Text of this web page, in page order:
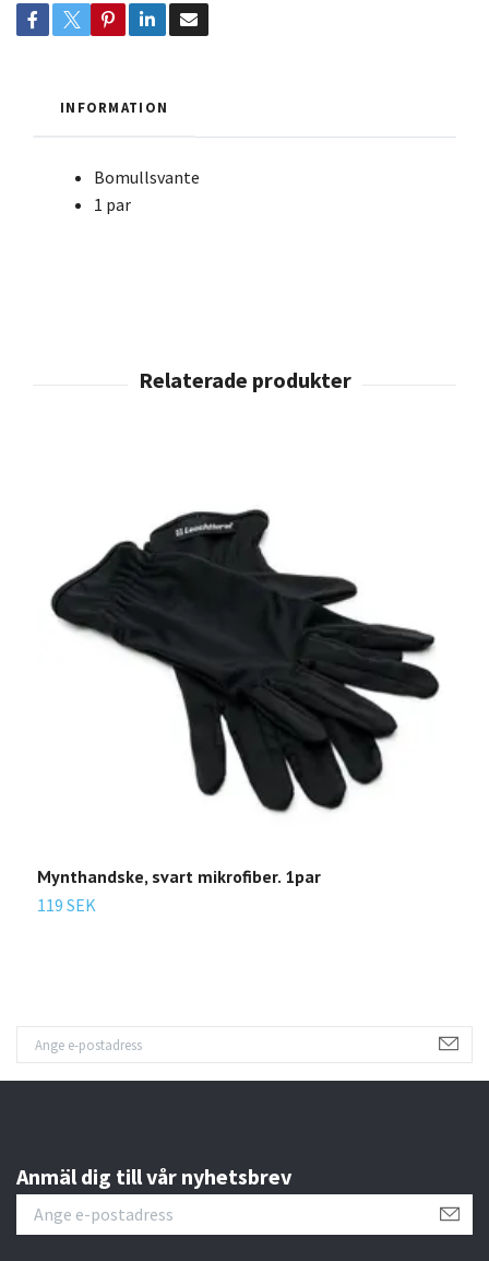
INFORMATION
Bomullsvante
1 par
Mynthandske, svart mikrofiber. 1par
119 SEK
Anmäl dig till vår nyhetsbrev